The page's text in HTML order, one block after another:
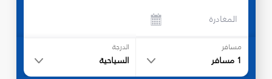
المغادرة
مسافر
1 مسافر
الدرجة
السياحية